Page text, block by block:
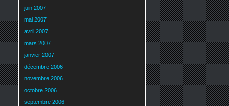
juin 2007
mai 2007
avril 2007
mars 2007
janvier 2007
décembre 2006
novembre 2006
octobre 2006
septembre 2006